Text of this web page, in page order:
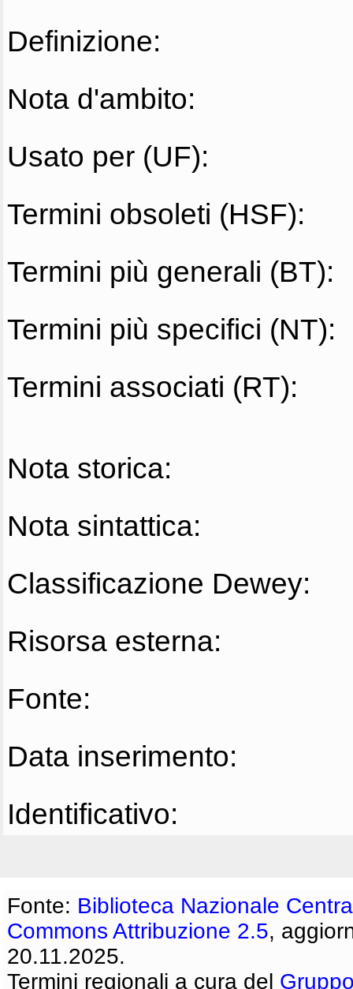
Definizione:
Nota d'ambito:
Usato per (UF):
Termini obsoleti (HSF):
Termini più generali (BT):
Termini più specifici (NT):
Termini associati (RT):
Nota storica:
Nota sintattica:
Classificazione Dewey:
Risorsa esterna:
Fonte:
Data inserimento:
Identificativo:
Fonte: Biblioteca Nazionale
Commons Attribuzione 2.5,
20.11.2025.
Termini regionali a cura del